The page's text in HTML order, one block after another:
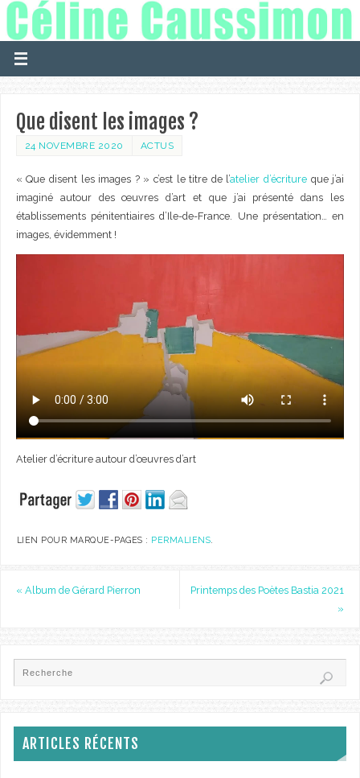
Que disent les images ?
24 NOVEMBRE 2020 ACTUS
« Que disent les images ? » c’est le titre de l’atelier d’écritureque j’ai
imaginé autour des œuvres d’art et que j’ai présenté dans les
établissements pénitentiaires d’Ile-de-France. Une présentation… en
images, évidemment !
Atelier d’écriture autour d’œuvres d’art
LIEN POUR MARQUE-PAGES : PERMALIENS.
« Album de Gérard Pierron
Printemps des Poètes Bastia 2021
»
ARTICLES RÉCENTS